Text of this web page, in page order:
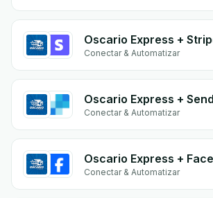
Oscario Express +
Conectar & Automatizar
Oscario Express +
Conectar & Automatizar
Conectar & Automatizar